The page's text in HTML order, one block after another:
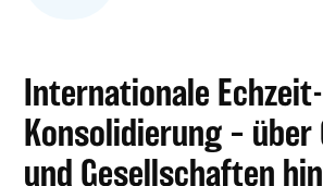
Internationale Echzeit-
Konsolidierung – über
und Gesellschaften